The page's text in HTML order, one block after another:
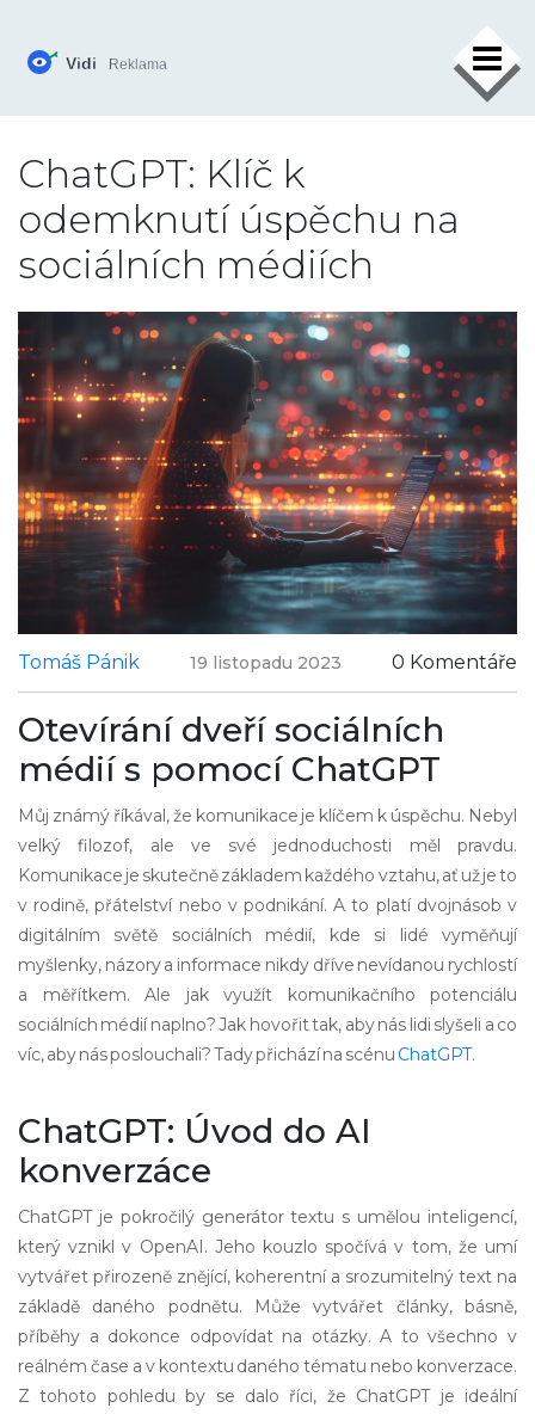
×
ChatGPT: Klíč k
odemknutí úspěchu na
sociálních médiích
Tomáš Pánik 19 listopadu 2023 0 Komentáře
Otevírání dveří sociálních
médií s pomocí ChatGPT
Můj známý říkával, že komunikace je klíčem k úspěchu. Nebyl
velký filozof, ale ve své jednoduchosti měl pravdu.
Komunikace je skutečně základem každého vztahu, ať už je to
v rodině, přátelství nebo v podnikání. A to platí dvojnásob v
digitálním světě sociálních médií, kde si lidé vyměňují
myšlenky, názory a informace nikdy dříve nevídanou rychlostí
a měřítkem. Ale jak využít komunikačního potenciálu
sociálních médií naplno? Jak hovořit tak, aby nás lidi slyšeli a co
víc, aby nás poslouchali? Tady přichází na scénu ChatGPT.
ChatGPT: Úvod do AI
konverzáce
ChatGPT je pokročilý generátor textu s umělou inteligencí,
který vznikl v OpenAI. Jeho kouzlo spočívá v tom, že umí
vytvářet přirozeně znějící, koherentní a srozumitelný text na
základě daného podnětu. Může vytvářet články, básně,
příběhy a dokonce odpovídat na otázky. A to všechno v
reálném čase a v kontextu daného tématu nebo konverzace.
Z tohoto pohledu by se dalo říci, že ChatGPT je ideální